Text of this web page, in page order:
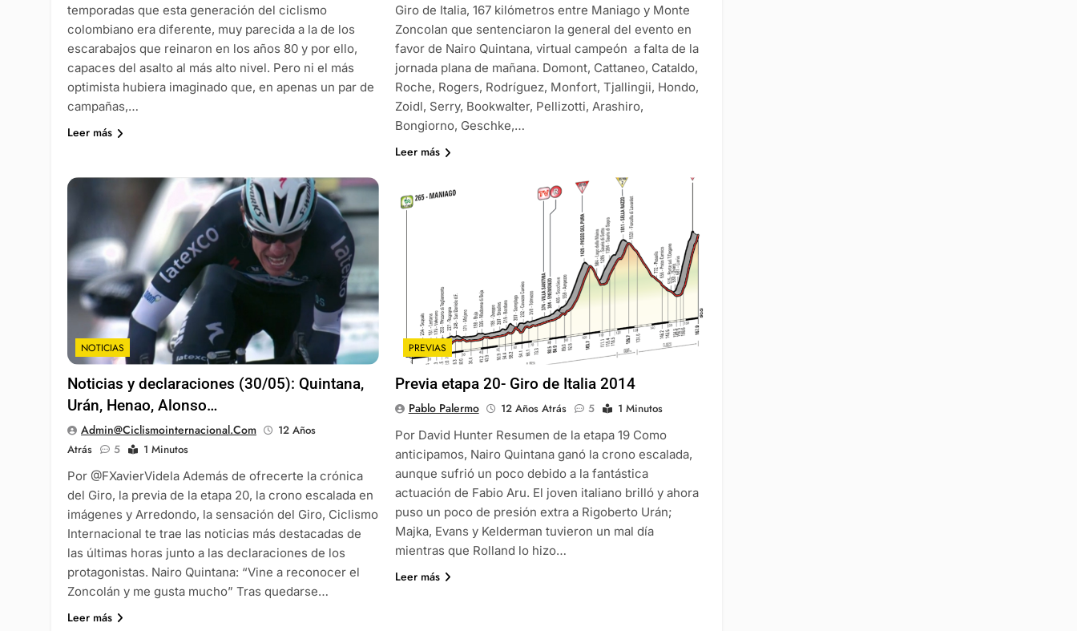
temporadas que esta generación del ciclismo
colombiano era diferente, muy parecida a la de los
escarabajos que reinaron en los años 80 y por ello,
capaces del asalto al más alto nivel. Pero ni el más
optimista hubiera imaginado que, en apenas un par de
campañas,…
Leer más
Giro de Italia, 167 kilómetros entre Maniago y Monte
Zoncolan que sentenciaron la general del evento en
favor de Nairo Quintana, virtual campeón a falta de la
jornada plana de mañana. Domont, Cattaneo, Cataldo,
Roche, Rogers, Rodríguez, Monfort, Tjallingii, Hondo,
Zoidl, Serry, Bookwalter, Pellizotti, Arashiro,
Bongiorno, Geschke,…
Leer más
NOTICIAS
Noticias y declaraciones (30/05): Quintana,
Urán, Henao, Alonso…
Admin@ciclismointernacional.com
12 Años
Atrás
5
1 Minutos
Por @FXavierVidela Además de ofrecerte la crónica
del Giro, la previa de la etapa 20, la crono escalada en
imágenes y Arredondo, la sensación del Giro, Ciclismo
Internacional te trae las noticias más destacadas de
las últimas horas junto a las declaraciones de los
protagonistas. Nairo Quintana: “Vine a reconocer el
Zoncolán y me gusta mucho” Tras quedarse…
Leer más
PREVIAS
Previa etapa 20- Giro de Italia 2014
Pablo Palermo 12 Años Atrás 5
1 Minutos
Por David Hunter Resumen de la etapa 19 Como
anticipamos, Nairo Quintana ganó la crono escalada,
aunque sufrió un poco debido a la fantástica
actuación de Fabio Aru. El joven italiano brilló y ahora
puso un poco de presión extra a Rigoberto Urán;
Majka, Evans y Kelderman tuvieron un mal día
mientras que Rolland lo hizo…
Leer más